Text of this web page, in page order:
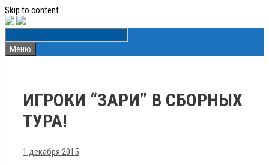
Skip to content
Меню
ИГРОКИ “ЗАРИ” В СБОРНЫХ
ТУРА!
1 декабря 2015